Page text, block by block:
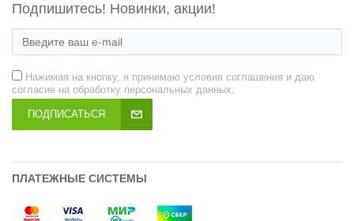
Подпишитесь! Новинки, акции!
Нажимая на кнопку, я принимаю условия соглашения и даю
согласие на обработку персональных данных.
ПОДПИСАТЬСЯ
ПЛАТЕЖНЫЕ СИСТЕМЫ